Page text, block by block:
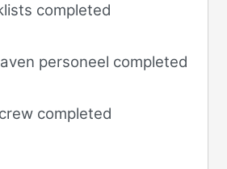
completed
personeel completed
completed